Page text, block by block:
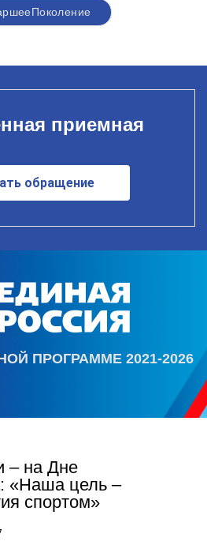
приемная
обращение
ПРОГРАММЕ 2021-2026
– на Дне
«Наша цель –
спортом»